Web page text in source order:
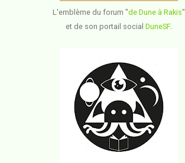
L'emblème du forum "de Dune à Rakis"
et de son portail social DuneSF.